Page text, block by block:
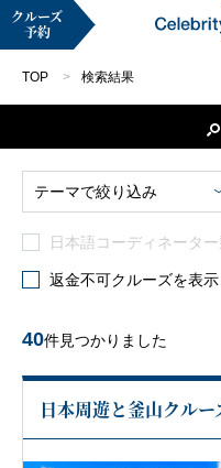
マイページ
クルーズ検索
キャンペーン・特集
クルーズの楽しみ方
船内へようこそ
クルーズ
予約
TOP 検索結果
テーマで絞り込み
日本語コーディネータ
返金不可クルーズを表
40件見つかりました
日本周遊と釜山クル